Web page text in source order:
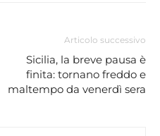
Articolo successivo
Sicilia, la breve pausa è
finita: tornano freddo e
maltempo da venerdì sera